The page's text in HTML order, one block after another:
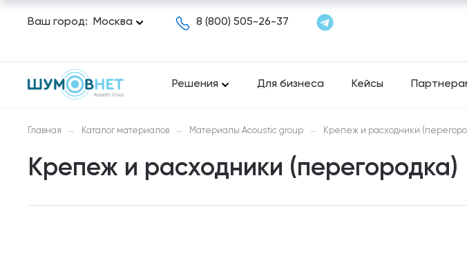
Ваш город: Москва 8 (800) 505-26-37
Решения Для бизнеса Кейсы
Главная — Каталог материалов — Материалы Acoustic group — Крепеж и расходники
Крепеж и расходники (перегородка)